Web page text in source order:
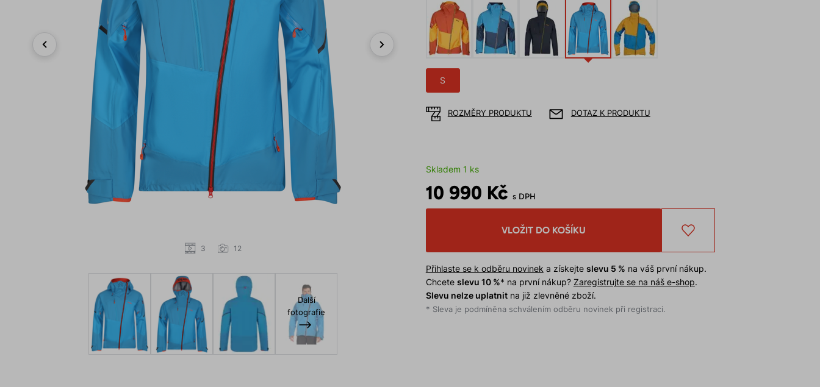
3 12
Další
fotografie
S
ROZMĚRY PRODUKTU DOTAZ K PRODUKTU
Skladem 1 ks
10 990 Kč s DPH
VLOŽIT DO KOŠÍKU
Přihlaste se k odběru novinek a získejte slevu 5 % na váš první nákup.
Chcete slevu 10 %* na první nákup? Zaregistrujte se na náš e-shop.
Slevu nelze uplatnitna již zlevněné zboží.
* Sleva je podmíněna schválením odběru novinek při registraci.